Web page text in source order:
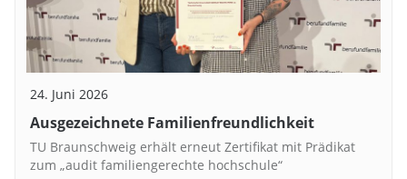
24. Juni 2026
Ausgezeichnete Familienfreundlichkeit
TU Braunschweig erhält erneut Zertifikat mit Prädikat
zum „audit familiengerechte hochschule“